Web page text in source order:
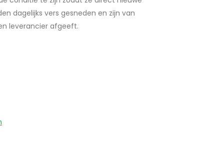
dagelijks vers gesneden en zijn van
leverancier afgeeft.